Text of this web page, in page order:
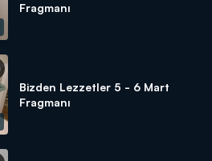
Fragmanı
Bizden Lezzetler 5 - 6 Mart
Fragmanı